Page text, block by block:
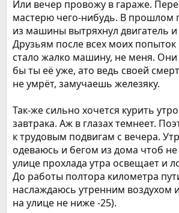
Или вечер провожу в гараже.
мастерю чего-нибудь. В прошлом
из машины вытряхнул двигатель
Друзьям после всех моих попыток
стало жалко машину, не меня. Они
бы ты её уже, ато ведь своей
не умрёт, замучаешь железяку.
Так-же сильно хочется курить
завтрака. Аж в глазах темнеет.
к трудовым подвигам с вечера.
одеваюсь и бегом из дома чтоб не
улице прохлада утра освещает и
До работы полтора километра
наслаждаюсь утренним воздухом
на улице не ниже -25).